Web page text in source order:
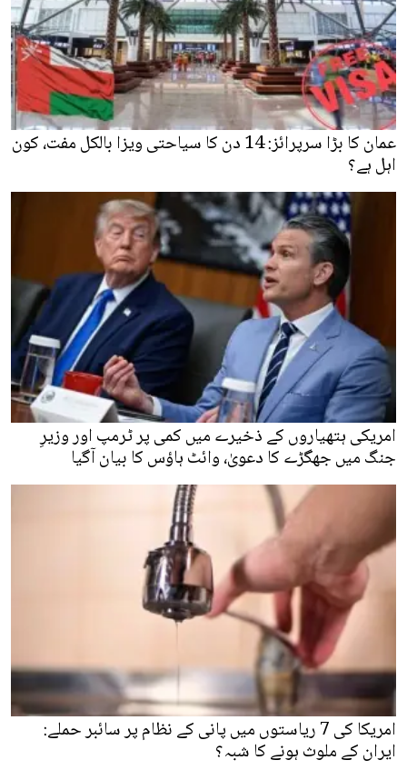
عمان کا بڑا سرپرائز: 14 دن کا سیاحتی ویزا بالکل مفت، کون
اہل ہے؟
امریکی ہتھیاروں کے ذخیرے میں کمی پر ٹرمپ اور وزیرِ
جنگ میں جھگڑے کا دعویٰ، وائٹ ہاؤس کا بیان آگیا
امریکا کی 7 ریاستوں میں پانی کے نظام پر سائبر حملے:
ایران کے ملوث ہونے کا شبہ؟